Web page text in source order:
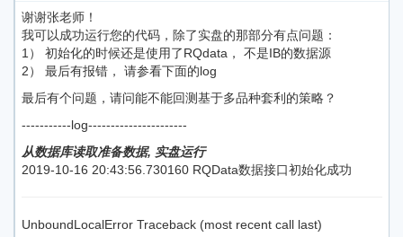
谢谢张老师！
我可以成功运行您的代码，除了实盘的那部分有点问题：
1） 初始化的时候还是使用了RQdata， 不是IB的数据源
2） 最后有报错， 请参看下面的log
最后有个问题，请问能不能回测基于多品种套利的策略？
-----------log----------------------
从数据库读取准备数据, 实盘运行
2019-10-16 20:43:56.730160 RQData数据接口初始化成功
UnboundLocalError Traceback (most recent call last)